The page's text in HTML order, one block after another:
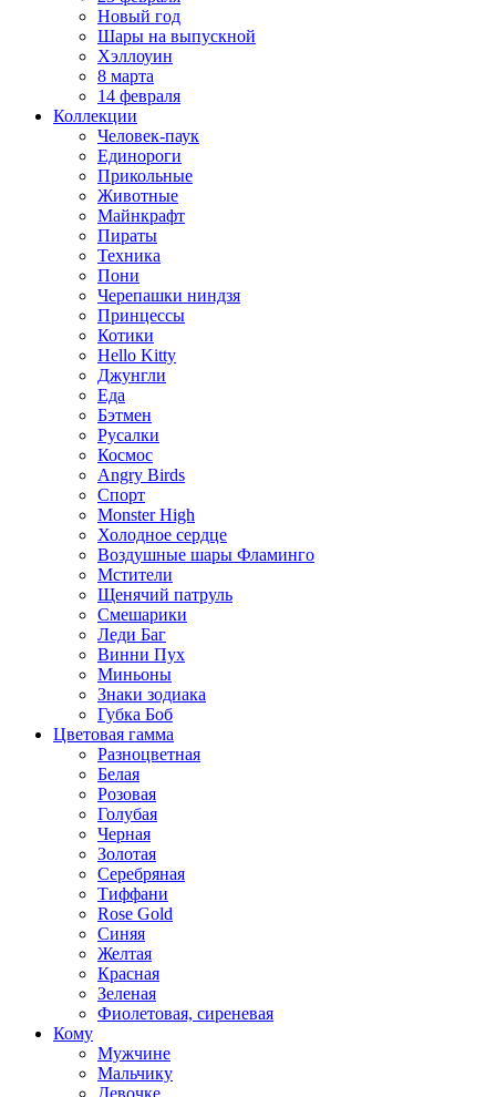
Новый год
Шары на выпускной
Хэллоуин
8 марта
14 февраля
Коллекции
Человек-паук
Единороги
Прикольные
Животные
Майнкрафт
Пираты
Техника
Пони
Черепашки ниндзя
Принцессы
Котики
Hello Kitty
Джунгли
Еда
Бэтмен
Русалки
Космос
Angry Birds
Спорт
Monster High
Холодное сердце
Воздушные шары Фламинго
Мстители
Щенячий патруль
Смешарики
Леди Баг
Винни Пух
Миньоны
Знаки зодиака
Губка Боб
Цветовая гамма
Разноцветная
Белая
Розовая
Голубая
Черная
Золотая
Серебряная
Тиффани
Rose Gold
Синяя
Желтая
Красная
Зеленая
Фиолетовая, сиреневая
Кому
Мужчине
Мальчику
Девочке